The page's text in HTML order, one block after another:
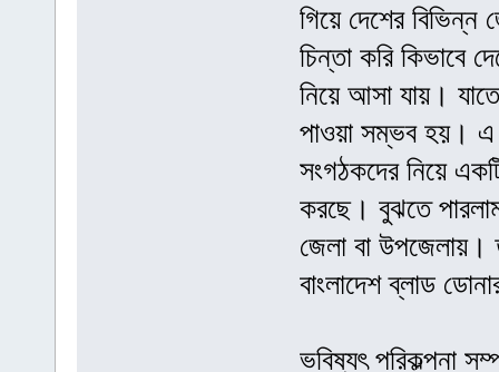
গিয়ে দেশের
চিন্তা করি কিভাবে
নিয়ে আসা যায়।
পাওয়া সম্ভব হয়। এ
সংগঠকদের নিয়ে
করছে। বুঝতে
জেলা বা উপজেলায়।
বাংলাদেশ ব্লাড
ভবিষ্যৎ পরিকল্পনা